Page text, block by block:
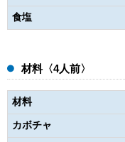
食塩
材料〈4人前〉
材料
カボチャ